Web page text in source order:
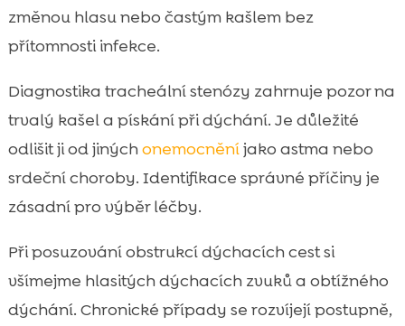
změnou hlasu nebo častým kašlem bez
přítomnosti infekce.
Diagnostika tracheální stenózy zahrnuje pozor na
trvalý kašel a pískání při dýchání. Je důležité
odlišit ji od jinýchonemocněníjako astma nebo
srdeční choroby. Identifikace správné příčiny je
zásadní pro výběr léčby.
Při posuzování obstrukcí dýchacích cest si
všímejme hlasitých dýchacích zvuků a obtížného
dýchání. Chronické případy se rozvíjejí postupně,